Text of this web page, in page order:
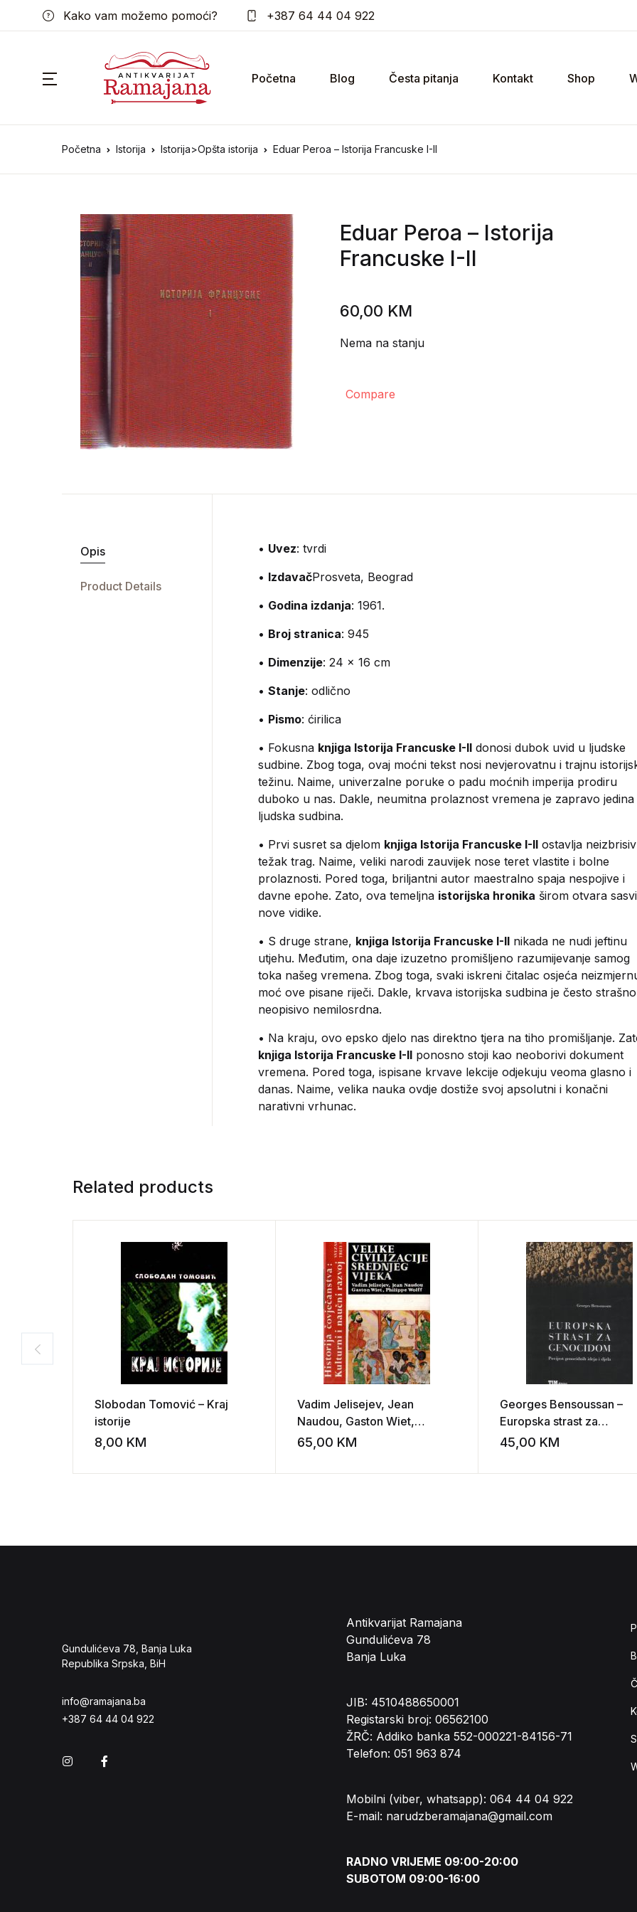
Kako vam možemo pomoći? +387 64 44 04 922
Početna Blog Česta pitanja Kontakt Shop
Početna Istorija Istorija>Opšta istorija Eduar Peroa – Istorija Francuske I-II
Eduar Peroa – Istorija
Francuske I-II
60,00 KM
Nema na stanju
Compare
Opis
Product Details
• Uvez: tvrdi
• IzdavačProsveta, Beograd
• Godina izdanja: 1961.
• Broj stranica: 945
• Dimenzije: 24 x 16 cm
• Stanje: odlično
• Pismo: ćirilica
• Fokusna knjiga Istorija Francuske I-IIdonosi dubok uvid u ljudske
sudbine. Zbog toga, ovaj moćni tekst nosi nevjerovatnu i trajnu
težinu. Naime, univerzalne poruke o padu moćnih imperija prodiru
duboko u nas. Dakle, neumitna prolaznost vremena je zapravo jedina
ljudska sudbina.
• Prvi susret sa djelom knjiga Istorija Francuske I-IIostavlja
težak trag. Naime, veliki narodi zauvijek nose teret vlastite i bolne
prolaznosti. Pored toga, briljantni autor maestralno spaja nespojive i
davne epohe. Zato, ova temeljna istorijska hronika širom otvara
nove vidike.
• S druge strane, knjiga Istorija Francuske I-IInikada ne nudi jeftinu
utjehu. Međutim, ona daje izuzetno promišljeno razumijevanje samog
toka našeg vremena. Zbog toga, svaki iskreni čitalac osjeća
moć ove pisane riječi. Dakle, krvava istorijska sudbina je često
neopisivo nemilosrdna.
• Na kraju, ovo epsko djelo nas direktno tjera na tiho promišljanje.
knjiga Istorija Francuske I-IIponosno stoji kao neoborivi dokument
vremena. Pored toga, ispisane krvave lekcije odjekuju veoma glasno i
danas. Naime, velika nauka ovdje dostiže svoj apsolutni i konačni
narativni vrhunac.
Related products
Slobodan Tomović – Kraj
istorije
8,00 KM Add to wishlist
Vadim Jelisejev, Jean
Naudou, Gaston Wiet,
Philippe Wolff – Velike
III
65,00 KM Add to wishlist
Georges Bensoussan –
Europska strast za
genocidom: povijest
45,00 KM
Gundulićeva 78, Banja Luka
Republika Srpska, BiH
info@ramajana.ba
+387 64 44 04 922
Instagram
Antikvarijat Ramajana
Gundulićeva 78
Banja Luka
JIB: 4510488650001
Registarski broj: 06562100
ŽRČ: Addiko banka 552-000221-84156-71
Telefon: 051 963 874
Mobilni (viber, whatsapp): 064 44 04 922
E-mail: narudzberamajana@gmail.com
RADNO VRIJEME 09:00-20:00
SUBOTOM 09:00-16:00